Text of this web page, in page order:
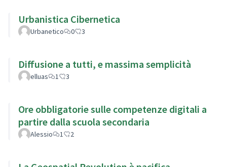
Urbanistica Cibernetica
Urbanetico 0 3
Diffusione a tutti, e massima semplicità
elluas 1 3
Ore obbligatorie sulle competenze digitali a
partire dalla scuola secondaria
Alessio 1 2